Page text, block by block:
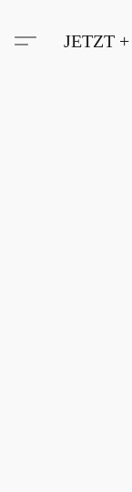
JETZT +